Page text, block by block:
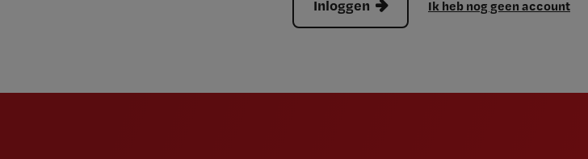
Inloggen Ik heb nog geen account